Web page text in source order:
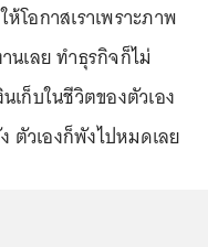
โอกาสเราเพราะภาพ
นเลย ทำธุรกิจก็ไม่
เก็บในชีวิตของตัวเอง
ตัวเองก็พังไปหมดเลย